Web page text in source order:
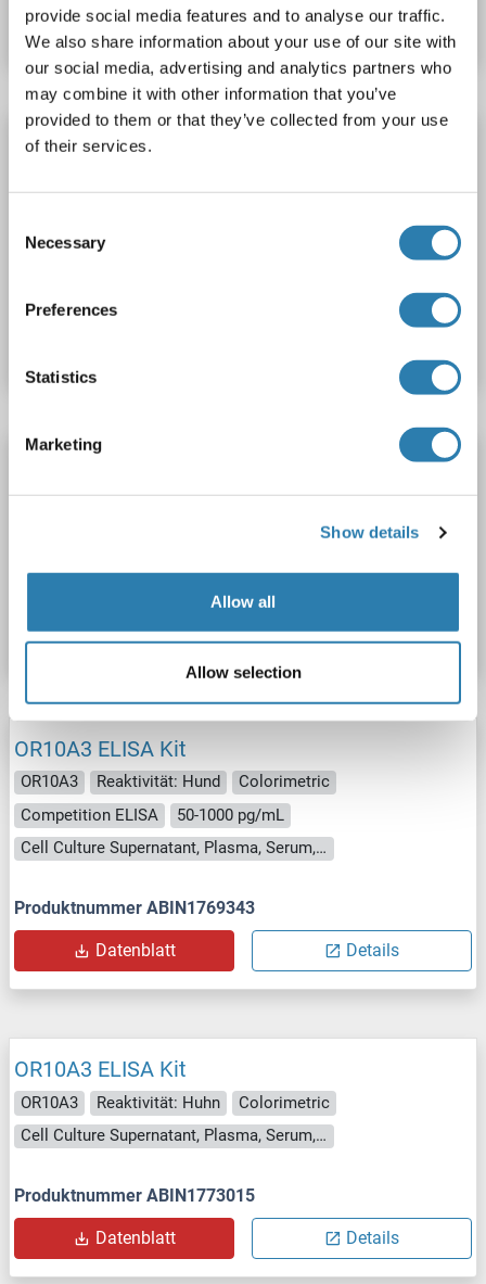
provide social media features and to analyse our traffic.
We also share information about your use of our site with
our social media, advertising and analytics partners who
may combine it with other information that you’ve
provided to them or that they’ve collected from your use
of their services.
Selection
Necessary
Preferences
Statistics
Marketing
Show details
Allow all
Allow selection
Datenblatt Details
OR10A3 ELISA Kit
Produktnummer ABIN1770567
OR10A3 ELISA Kit
OR10A3 Reaktivität: Schwein
Colorimetric
Cell Culture Supernatant, Plasma, Serum, Tissue Homogenate
Datenblatt Details
OR10A3 ELISA Kit
OR10A3 Reaktivität: Hund
Colorimetric
Competition ELISA
50-1000 pg/mL
Cell Culture Supernatant, Plasma, Serum, Tissue Homogenate
Produktnummer ABIN1769343
Datenblatt Details
OR10A3 ELISA Kit
OR10A3 Reaktivität: Huhn
Colorimetric
Cell Culture Supernatant, Plasma, Serum, Tissue Homogenate
Produktnummer ABIN1773015
Datenblatt Details